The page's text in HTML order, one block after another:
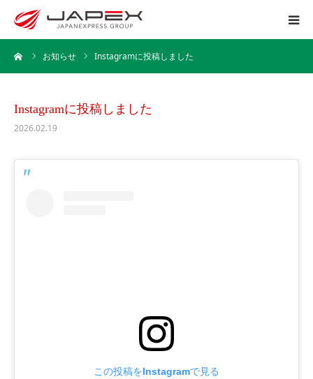
お知らせ Instagramに投稿しました
Instagramに投稿しました
2026.02.19
この投稿をInstagramで見る
ホーム